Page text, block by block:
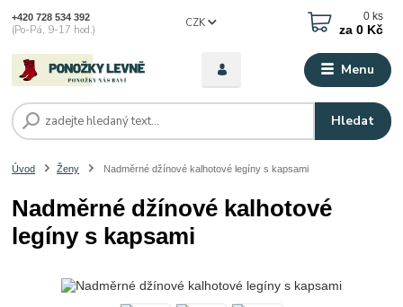
Menu
CZK
Hledat
+420 728 534 392
(Po-Pá, 9-17 hod.)
0 ks
za 0 Kč
Úvod Ženy Nadměrné džínové kalhotové legíny s kapsami
Nadměrné džínové kalhotové
legíny s kapsami